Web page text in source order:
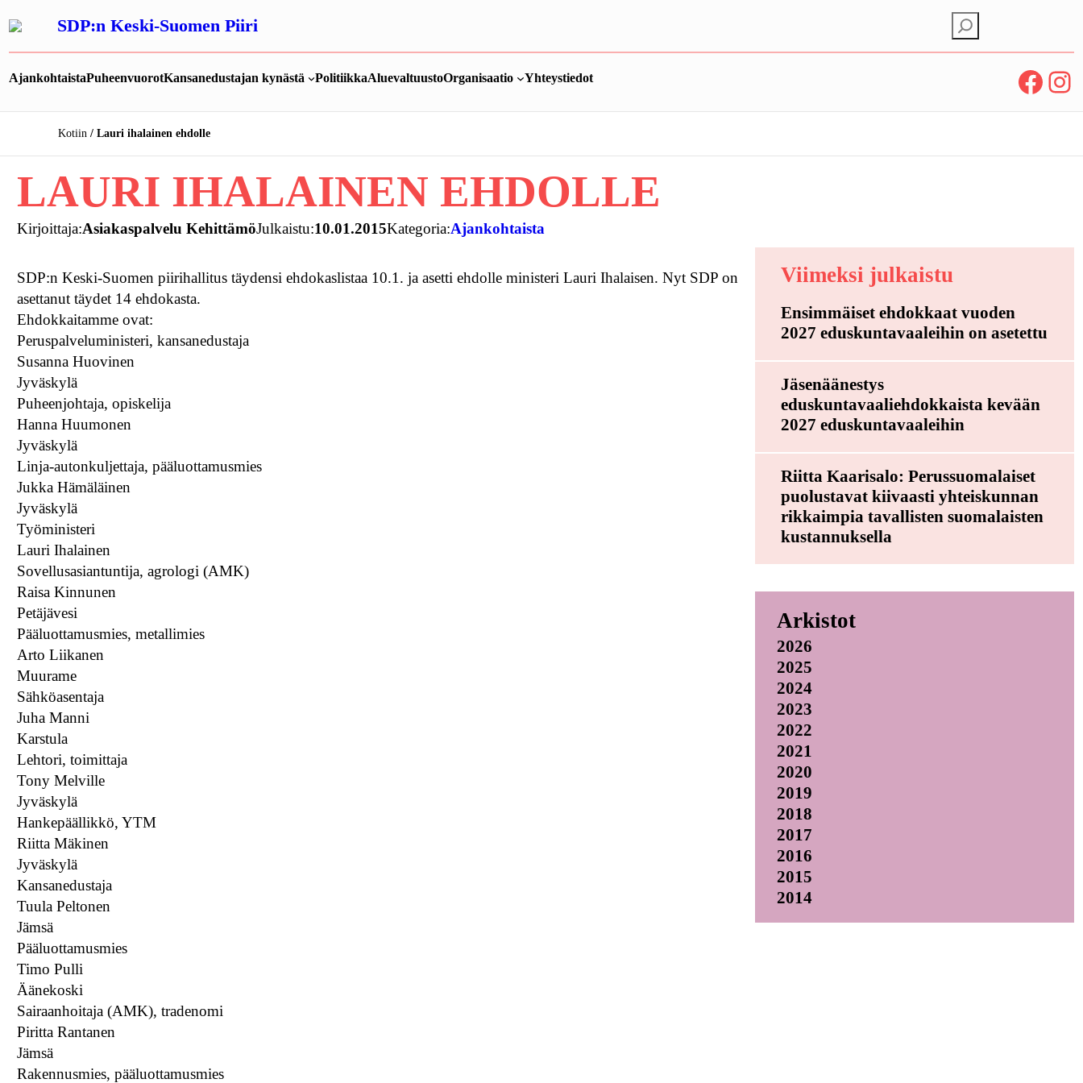
sisältöön
SDP:n Keski-Suomen Piiri
E
t
AjankohtaistaPuheenvuorotKansanedustajan kynästä PolitiikkaAluevaltuustoOrganisaatio Yhteystiedot Facebook Instagram
Kotiin Lauri ihalainen ehdolle
LAURI IHALAINEN EHDOLLE
Kirjoittaja:Asiakaspalvelu KehittämöJulkaistu:10.01.2015Kategoria:Ajankohtaista
SDP:n Keski-Suomen piirihallitus täydensi ehdokaslistaa 10.1. ja asetti ehdolle ministeri Lauri Ihalaisen. Nyt SDP on
asettanut täydet 14 ehdokasta.
Ehdokkaitamme ovat:
Peruspalveluministeri, kansanedustaja
Susanna Huovinen
Jyväskylä
Puheenjohtaja, opiskelija
Hanna Huumonen
Jyväskylä
Linja-autonkuljettaja, pääluottamusmies
Jukka Hämäläinen
Jyväskylä
Työministeri
Lauri Ihalainen
Sovellusasiantuntija, agrologi (AMK)
Raisa Kinnunen
Petäjävesi
Pääluottamusmies, metallimies
Arto Liikanen
Muurame
Sähköasentaja
Juha Manni
Karstula
Lehtori, toimittaja
Tony Melville
Jyväskylä
Hankepäällikkö, YTM
Riitta Mäkinen
Jyväskylä
Kansanedustaja
Tuula Peltonen
Jämsä
Pääluottamusmies
Timo Pulli
Äänekoski
Sairaanhoitaja (AMK), tradenomi
Piritta Rantanen
Jämsä
Rakennusmies, pääluottamusmies
Viimeksi julkaistu
Ensimmäiset ehdokkaat vuoden
2027 eduskuntavaaleihin on asetettu
Jäsenäänestys
eduskuntavaaliehdokkaista kevään
2027 eduskuntavaaleihin
Riitta Kaarisalo: Perussuomalaiset
puolustavat kiivaasti yhteiskunnan
rikkaimpia tavallisten suomalaisten
kustannuksella
Arkistot
2026
2025
2024
2023
2022
2021
2020
2019
2018
2017
2016
2015
2014